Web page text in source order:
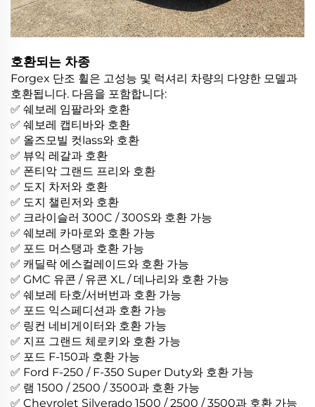
호환되는 차종
Forgex 단조 휠은 고성능 및 럭셔리 차량의 다양한 모델과
호환됩니다. 다음을 포함합니다:
✅ 쉐보레 임팔라와 호환
✅ 쉐보레 캡티바와 호환
✅ 올즈모빌 컷lass와 호환
✅ 뷰익 레갈과 호환
✅ 폰티악 그랜드 프리와 호환
✅ 도지 차저와 호환
✅ 도지 챌린저와 호환
✅ 크라이슬러 300C / 300S와 호환 가능
✅ 쉐보레 카마로와 호환 가능
✅ 포드 머스탱과 호환 가능
✅ 캐딜락 에스컬레이드와 호환 가능
✅ GMC 유콘 / 유콘 XL / 데나리와 호환 가능
✅ 쉐보레 타호/서버번과 호환 가능
✅ 포드 익스페디션과 호환 가능
✅ 링컨 네비게이터와 호환 가능
✅ 지프 그랜드 체로키와 호환 가능
✅ 포드 F-150과 호환 가능
✅ Ford F-250 / F-350 Super Duty와 호환 가능
✅ 램 1500 / 2500 / 3500과 호환 가능
✅ Chevrolet Silverado 1500 / 2500 / 3500과 호환 가능